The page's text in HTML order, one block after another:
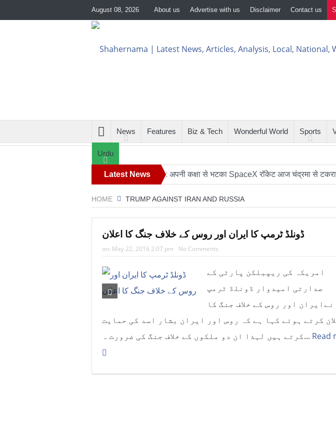
August 08, 2026 About us Advertise with us Disclaimer Contact us
News Features Biz & Tech Wonderful World Sports
Urdu
Latest News
रिपोर्ट: अपनी कक्षा से भटका SpaceX रॉकेट आज चंद्रमा से टकराएगा
HOME TRUMP AGAINST IRAN AND RUSSIA
ڈونلڈ ٹرمپ کا ایران اور روس کے خلاف جنگ کا اعلان
on: May 22, 2016 2:07 pm No Comments
امریکہ کی ریپبلکن پارٹی کے
صدارتی امیدوار ڈونلڈ ٹرمپ
نےایران اور روس کے خلاف جنگ کا
کرتے ہوئے کہا ہے کہ روس اور ایران بشار اسد کی حمایت
کرتے ہیں لہذا ان دو ملکوں کے خلاف جنگ کی ضرورت ہ... Read